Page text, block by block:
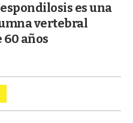
es una
vertebral
60 años